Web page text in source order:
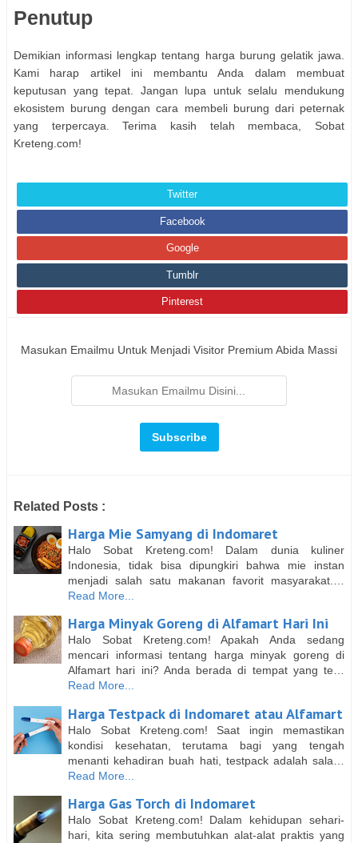
Penutup
Demikian informasi lengkap tentang harga burung gelatik jawa.
Kami harap artikel ini membantu Anda dalam membuat
keputusan yang tepat. Jangan lupa untuk selalu mendukung
ekosistem burung dengan cara membeli burung dari peternak
yang terpercaya. Terima kasih telah membaca, Sobat
Kreteng.com!
Twitter
Facebook
Google
Tumblr
Pinterest
Masukan Emailmu Untuk Menjadi Visitor Premium Abida Massi
Related Posts :
Harga Mie Samyang di Indomaret
Halo Sobat Kreteng.com! Dalam dunia kuliner
Indonesia, tidak bisa dipungkiri bahwa mie instan
menjadi salah satu makanan favorit masyarakat.…
Read More...
Harga Minyak Goreng di Alfamart Hari Ini
Halo Sobat Kreteng.com! Apakah Anda sedang
mencari informasi tentang harga minyak goreng di
Alfamart hari ini? Anda berada di tempat yang te…
Read More...
Harga Testpack di Indomaret atau Alfamart
Halo Sobat Kreteng.com! Saat ingin memastikan
kondisi kesehatan, terutama bagi yang tengah
menanti kehadiran buah hati, testpack adalah sala…
Read More...
Harga Gas Torch di Indomaret
Halo Sobat Kreteng.com! Dalam kehidupan sehari-
hari, kita sering membutuhkan alat-alat praktis yang